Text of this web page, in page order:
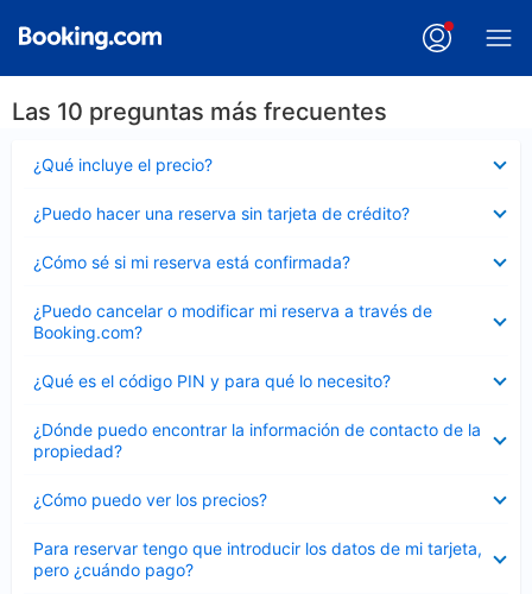
Las 10 preguntas más frecuentes
¿Qué incluye el precio?
cerrado
¿Puedo hacer una reserva sin tarjeta de crédito?
cerrado
¿Cómo sé si mi reserva está confirmada?
cerrado
¿Puedo cancelar o modificar mi reserva a través de
Booking.com?
cerrado
¿Qué es el código PIN y para qué lo necesito?
cerrado
¿Dónde puedo encontrar la información de contacto de la
propiedad?
cerrado
¿Cómo puedo ver los precios?
cerrado
Para reservar tengo que introducir los datos de mi tarjeta,
pero ¿cuándo pago?
cerrado